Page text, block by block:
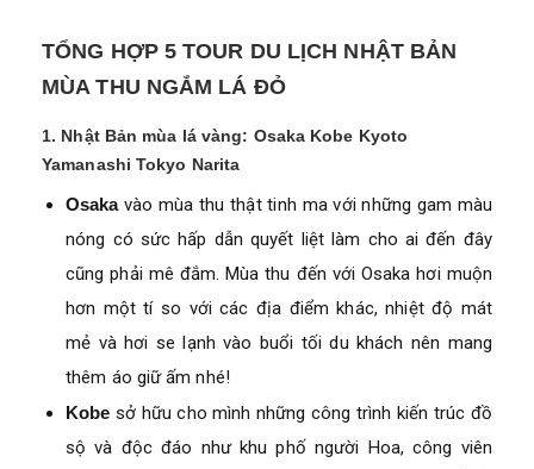
TỔNG HỢP 5 TOUR DU LỊCH NHẬT BẢN
MÙA THU NGẮM LÁ ĐỎ
1. Nhật Bản mùa lá vàng: Osaka Kobe Kyoto
Yamanashi Tokyo Narita
Osaka vào mùa thu thật tinh ma với những gam màu
nóng có sức hấp dẫn quyết liệt làm cho ai đến đây
cũng phải mê đắm. Mùa thu đến với Osaka hơi muộn
hơn một tí so với các địa điểm khác, nhiệt độ mát
mẻ và hơi se lạnh vào buổi tối du khách nên mang
thêm áo giữ ấm nhé!
Kobe sở hữu cho mình những công trình kiến trúc đồ
sộ và độc đáo như khu phố người Hoa, công viên